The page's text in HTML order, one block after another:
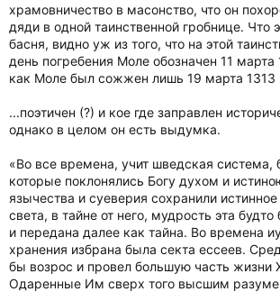
храмовничество в масонство, что он
дяди в одной таинственной гробнице. Что
басня, видно уж из того, что на этой
день погребения Моле обозначен 11 марта
как Моле был сожжен лишь 19 марта 1313
...поэтичен (?) и кое где заправлен
однако в целом он есть выдумка.
«Во все времена, учит шведская система,
которые поклонялись Богу духом и
язычества и суеверия сохранили
света, в тайне от него, мудрость эта
и передана далее как тайна. Во времена
хранения избрана была секта ессеев.
бы возрос и провел большую часть жизни
Одаренные Им сверх того высшим